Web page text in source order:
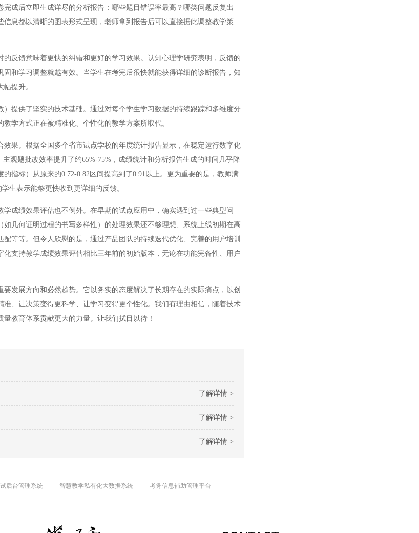
后立即生成详尽的分析报告：哪些题目错误率最高？哪类问题反复出
息都以清晰的图表形式呈现，老师拿到报告后可以直接据此调整教学策
馈意味着更快的纠错和更好的学习效果。认知心理学研究表明，反馈的
和学习调整就越有效。当学生在考完后很快就能获得详细的诊断报告，知
提升。
供了坚实的技术基础。通过对每个学生学习数据的持续跟踪和多维度分
学方式正在被精准化、个性化的教学方案所取代。
。根据全国多个省市试点学校的年度统计报告显示，在稳定运行数字化
观题批改效率提升了约65%-75%，成绩统计和分析报告生成的时间几乎降
指标）从原来的0.72-0.82区间提高到了0.91以上。更为重要的是，教师满
生表示能够更快收到更详细的反馈。
绩效果评估也不例外。在早期的试点应用中，确实遇到过一些典型问
几何证明过程的书写多样性）的处理效果还不够理想、系统上线初期在高
等等。但令人欣慰的是，通过产品团队的持续迭代优化、完善的用户培训
支持教学成绩效果评估相比三年前的初始版本，无论在功能完备性、用户
展方向和必然趋势。它以务实的态度解决了长期存在的实际痛点，以创
、让决策变得更科学、让学习变得更个性化。我们有理由相信，随着技术
教育体系贡献更大的力量。让我们拭目以待！
了解详情 >
了解详情 >
了解详情 >
后台管理系统 智慧教学私有化大数据系统 考务信息辅助管理平台